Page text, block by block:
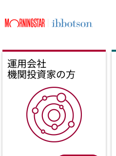
運用会社
機関投資家の方